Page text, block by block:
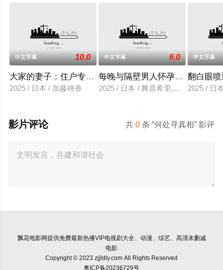
中文字幕 10.0
大家的妻子：住户专用洞口
2025 / 日本 / 加藤桃香
中文字幕 6.0
每晚与隔壁男人怀孕性爱
2025 / 日本 / 舞原希里,佐川金二
中文字幕
翻白眼
2025 / 日
共0 条 “何处寻真相” 影评
影片评论
飘花电影网提供免费最新热播VIP电视剧大全、动漫、综艺、高清未删减
电影
Copyright © 2023 zjjldly.com All Rights Reserved
粤ICP备20236729号